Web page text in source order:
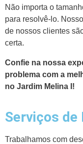
Não importa o
para resolvê-lo.
de nossos clientes
certa.
Confie na nossa
problema com a
no Jardim Melina I!
Serviços de
Trabalhamos com